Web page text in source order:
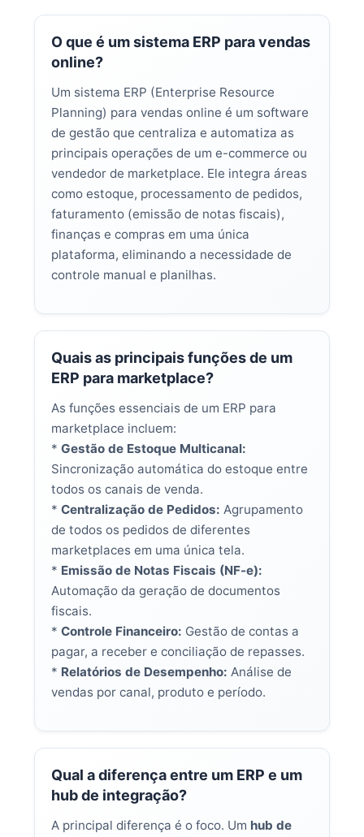
O que é um sistema ERP para vendas
online?
Um sistema ERP (Enterprise Resource
Planning) para vendas online é um software
de gestão que centraliza e automatiza as
principais operações de um e-commerce ou
vendedor de marketplace. Ele integra áreas
como estoque, processamento de pedidos,
faturamento (emissão de notas fiscais),
finanças e compras em uma única
plataforma, eliminando a necessidade de
controle manual e planilhas.
Quais as principais funções de um
ERP para marketplace?
As funções essenciais de um ERP para
marketplace incluem:
* Gestão de Estoque Multicanal:
Sincronização automática do estoque entre
todos os canais de venda.
* Centralização de Pedidos: Agrupamento
de todos os pedidos de diferentes
marketplaces em uma única tela.
* Emissão de Notas Fiscais (NF-e):
Automação da geração de documentos
fiscais.
* Controle Financeiro: Gestão de contas a
pagar, a receber e conciliação de repasses.
* Relatórios de Desempenho: Análise de
vendas por canal, produto e período.
Qual a diferença entre um ERP e um
hub de integração?
A principal diferença é o foco. Um hub de